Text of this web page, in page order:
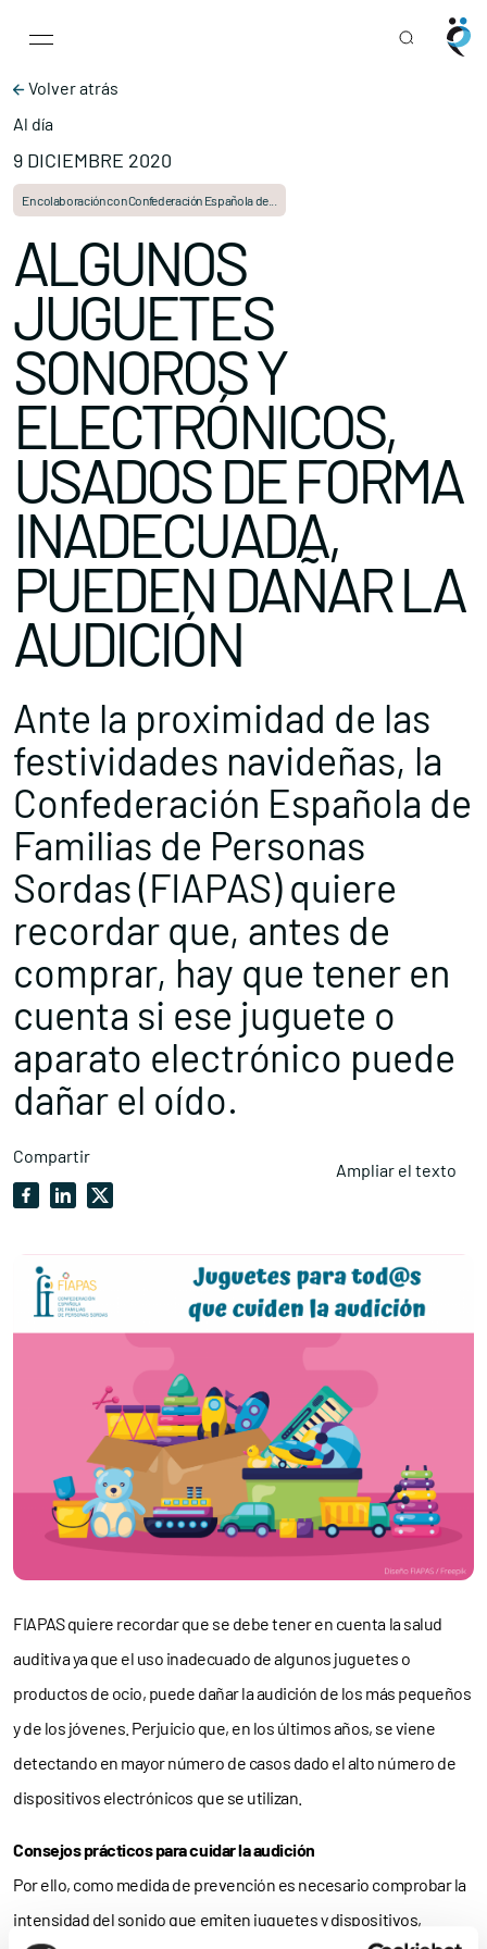
Main Navigation
Volver atrás
Al día
9 DICIEMBRE 2020
En colaboración con Confederación Española de...
ALGUNOS
JUGUETES
SONOROS Y
ELECTRÓNICOS,
USADOS DE FORMA
INADECUADA,
PUEDEN DAÑAR LA
AUDICIÓN
Ante la proximidad de las
festividades navideñas, la
Confederación Española de
Familias de Personas
Sordas (FIAPAS) quiere
recordar que, antes de
comprar, hay que tener en
cuenta si ese juguete o
aparato electrónico puede
dañar el oído.
Compartir
Ampliar el texto
FIAPAS quiere recordar que se debe tener en cuenta la salud
auditiva ya que el uso inadecuado de algunos juguetes o
productos de ocio, puede dañar la audición de los más pequeños
y de los jóvenes. Perjuicio que, en los últimos años, se viene
detectando en mayor número de casos dado el alto número de
dispositivos electrónicos que se utilizan.
Consejos prácticos para cuidar la audición
Por ello, como medida de prevención es necesario comprobar la
intensidad del sonido que emiten juguetes y dispositivos,